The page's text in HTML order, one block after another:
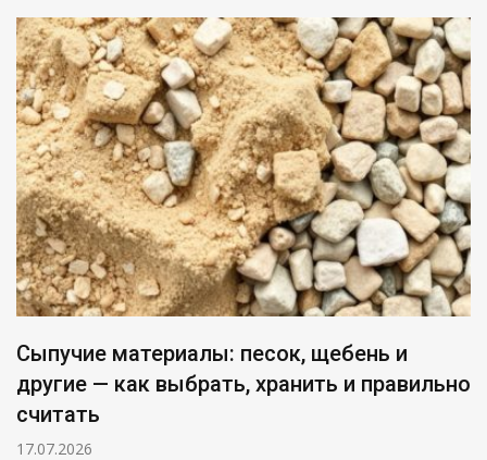
Сыпучие материалы: песок, щебень и
другие — как выбрать, хранить и правильно
считать
17.07.2026